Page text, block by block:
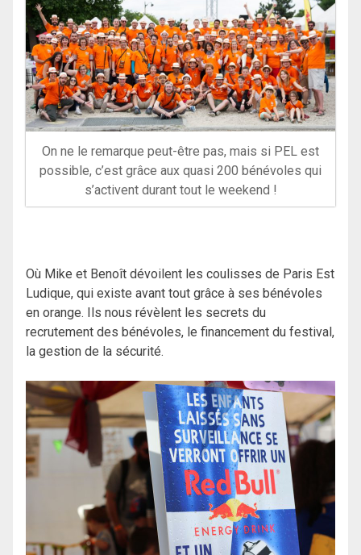
On ne le remarque peut-être pas, mais si PEL est
possible, c’est grâce aux quasi 200 bénévoles qui
s’activent durant tout le weekend !
Où Mike et Benoît dévoilent les coulisses de Paris Est
Ludique, qui existe avant tout grâce à ses bénévoles
en orange. Ils nous révèlent les secrets du
recrutement des bénévoles, le financement du festival,
la gestion de la sécurité.